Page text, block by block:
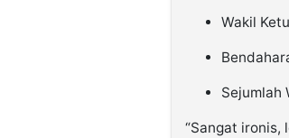
Wakil
Sejumlah
“Sangat ironis,